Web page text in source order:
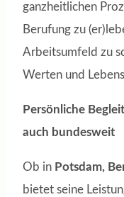
ganzheitlichen
Berufung zu
Arbeitsumfeld zu
Werten und
Persönliche
auch bundesweit
Ob in Potsdam,
bietet seine